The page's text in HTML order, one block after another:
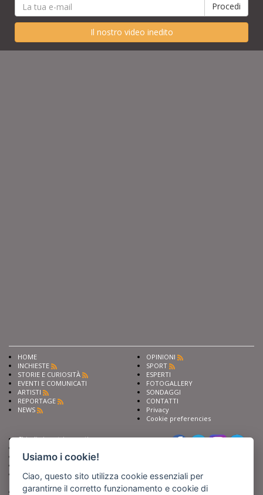
Il nostro video inedito
HOME
INCHIESTE
STORIE E CURIOSITÀ
EVENTI E COMUNICATI
ARTISTI
REPORTAGE
NEWS
OPINIONI
SPORT
ESPERTI
FOTOGALLERY
SONDAGGI
CONTATTI
Privacy
Cookie preferencies
Chiedi ai nostri esperti
Fai pubblicità con noi
Iscriviti al nostro corso di
giornalismo
Compra i nostri libri
Usiamo i cookie!
Ciao, questo sito utilizza cookie essenziali per
garantirne il corretto funzionamento e cookie di